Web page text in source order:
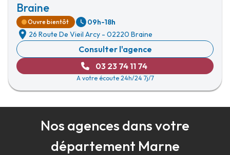
Braine
Ouvre bientôt
09h-18h
26 Route De Vieil Arcy - 02220 Braine
Consulter l'agence
03 23 74 11 74
A votre écoute 24h/24 7j/7
Nos agences dans votre
département Marne